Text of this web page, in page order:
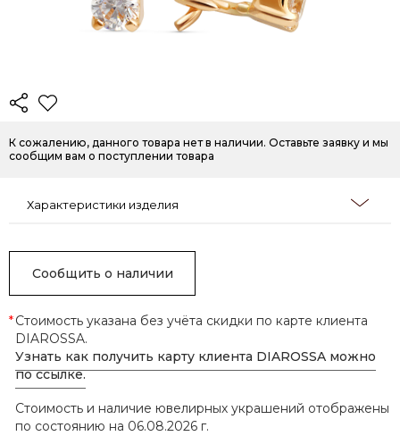
К сожалению, данного товара нет в наличии. Оставьте заявку и мы
сообщим вам о поступлении товара
Характеристики изделия
Сообщить о наличии
*Стоимость указана без учёта скидки по карте клиента
DIAROSSA.
Узнать как получить карту клиента DIAROSSA можно
по ссылке.
Стоимость и наличие ювелирных украшений отображены
по состоянию на 06.08.2026 г.